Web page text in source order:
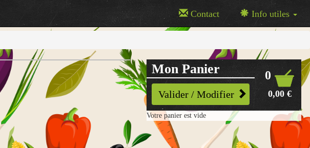
Contact Info utiles
Mon Panier
Valider / Modifier
0
0,00 €
Votre panier est vide